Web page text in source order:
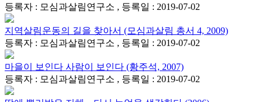
등록자 : 모심과살림연구소 , 등록일 : 2019-07-02
지역살림운동의 길을 찾아서 (모심과살림 총서 4, 2009)
등록자 : 모심과살림연구소 , 등록일 : 2019-07-02
마을이 보인다 사람이 보인다 (황주석, 2007)
등록자 : 모심과살림연구소 , 등록일 : 2019-07-02